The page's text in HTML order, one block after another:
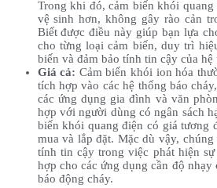
Trong khi đó, cảm biến khói quang
vệ sinh hơn, không gây rào cản
Biết được điều này giúp bạn lựa
cho từng loại cảm biến, duy trì
biến và đảm bảo tính tin cậy của hệ
Giá cả: Cảm biến khói ion hóa
tích hợp vào các hệ thống báo
các ứng dụng gia đình và văn
hợp với người dùng có ngân sách
biến khói quang điện có giá tương
mua và lắp đặt. Mặc dù vậy,
tính tin cậy trong việc phát hiện
hợp cho các ứng dụng cần độ
báo động cháy.